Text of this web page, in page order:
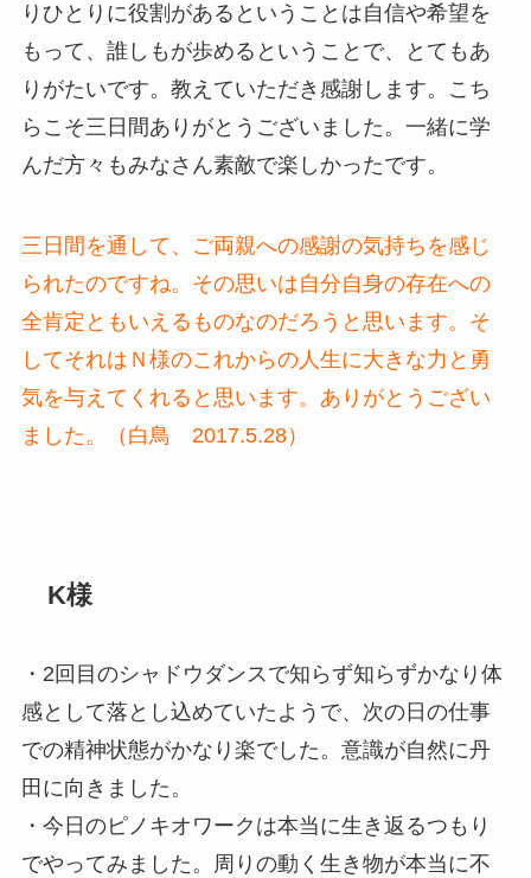
りひとりに役割があるということは自信や希望を
もって、誰しもが歩めるということで、とてもあ
りがたいです。教えていただき感謝します。こち
らこそ三日間ありがとうございました。一緒に学
んだ方々もみなさん素敵で楽しかったです。
三日間を通して、ご両親への感謝の気持ちを感じ
られたのですね。その思いは自分自身の存在への
全肯定ともいえるものなのだろうと思います。そ
してそれはＮ様のこれからの人生に大きな力と勇
気を与えてくれると思います。ありがとうござい
ました。（白鳥 2017.5.28）
K様
・2回目のシャドウダンスで知らず知らずかなり体
感として落とし込めていたようで、次の日の仕事
での精神状態がかなり楽でした。意識が自然に丹
田に向きました。
・今日のピノキオワークは本当に生き返るつもり
でやってみました。周りの動く生き物が本当に不